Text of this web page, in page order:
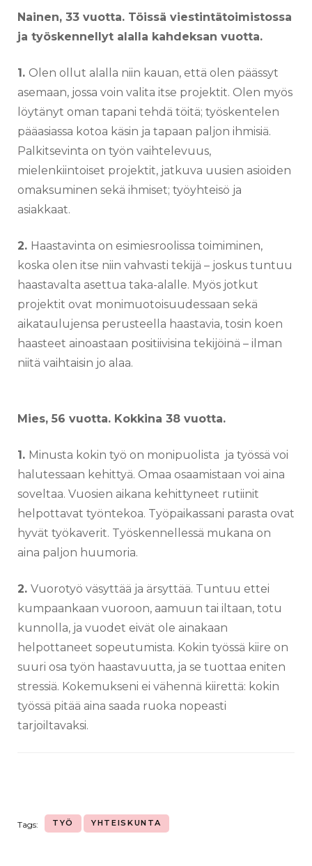
Nainen, 33 vuotta. Töissä viestintätoimistossa
ja työskennellyt alalla kahdeksan vuotta.
1. Olen ollut alalla niin kauan, että olen päässyt
asemaan, jossa voin valita itse projektit. Olen myös
löytänyt oman tapani tehdä töitä; työskentelen
pääasiassa kotoa käsin ja tapaan paljon ihmisiä.
Palkitsevinta on työn vaihtelevuus,
mielenkiintoiset projektit, jatkuva uusien asioiden
omaksuminen sekä ihmiset; työyhteisö ja
asiakkaat.
2. Haastavinta on esimiesroolissa toimiminen,
koska olen itse niin vahvasti tekijä – joskus tuntuu
haastavalta asettua taka-alalle. Myös jotkut
projektit ovat monimuotoisuudessaan sekä
aikataulujensa perusteella haastavia, tosin koen
haasteet ainoastaan positiivisina tekijöinä – ilman
niitä vaihtaisin jo alaa.
Mies, 56 vuotta. Kokkina 38 vuotta.
1. Minusta kokin työ on monipuolista ja työssä voi
halutessaan kehittyä. Omaa osaamistaan voi aina
soveltaa. Vuosien aikana kehittyneet rutiinit
helpottavat työntekoa. Työpaikassani parasta ovat
hyvät työkaverit. Työskennellessä mukana on
aina paljon huumoria.
2. Vuorotyö väsyttää ja ärsyttää. Tuntuu ettei
kumpaankaan vuoroon, aamuun tai iltaan, totu
kunnolla, ja vuodet eivät ole ainakaan
helpottaneet sopeutumista. Kokin työssä kiire on
suuri osa työn haastavuutta, ja se tuottaa eniten
stressiä. Kokemukseni ei vähennä kiirettä: kokin
työssä pitää aina saada ruoka nopeasti
tarjoiltavaksi.
Tags: TYÖ YHTEISKUNTA